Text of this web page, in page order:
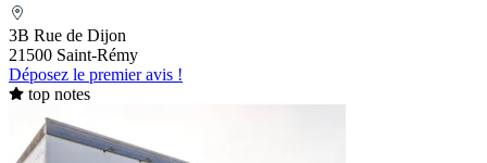
3B Rue de Dijon
21500 Saint-Rémy
Déposez le premier avis !
top notes